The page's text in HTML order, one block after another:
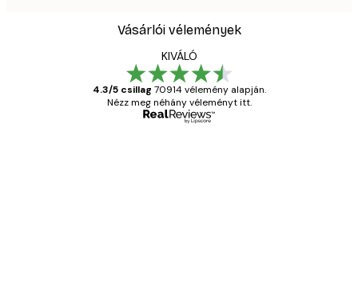
Vásárlói vélemények
KIVÁLÓ
4.3/5 csillag 70914 vélemény alapján.
Nézz meg néhány véleményt itt.